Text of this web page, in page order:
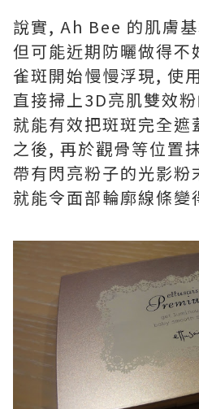
說實, Ah Bee 的肌膚
但可能近期防曬做得不
雀斑開始慢慢浮現, 使
直接掃上3D亮肌雙效
就能有效把斑斑完全遮
之後, 再於觀骨等位置
帶有閃亮粉子的光影粉
就能令面部輪廓線條變